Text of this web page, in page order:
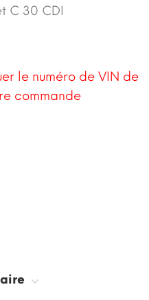
C 30 CDI
le numéro de VIN de
commande